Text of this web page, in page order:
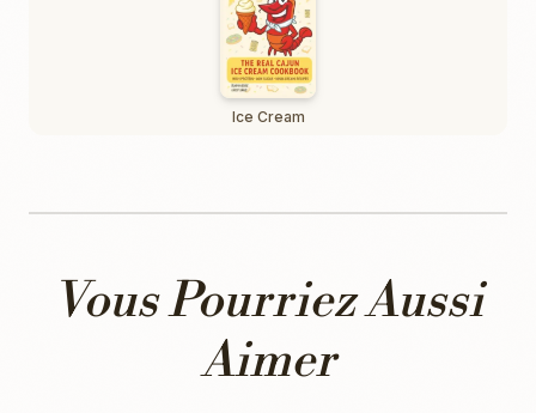
Ice Cream
Vous Pourriez Aussi
Aimer